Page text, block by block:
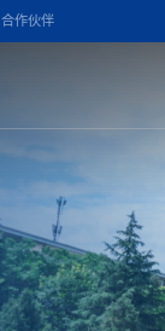
合作伙伴